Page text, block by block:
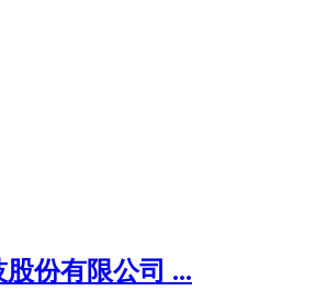
份有限公司 ...